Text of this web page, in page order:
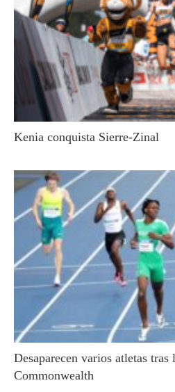
Kenia conquista Sierre-Zinal
Desaparecen varios atletas tras
Commonwealth